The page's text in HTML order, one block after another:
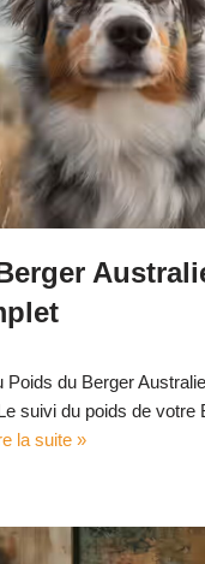
Poids du Berger
suivi du poids de votre
la suite »